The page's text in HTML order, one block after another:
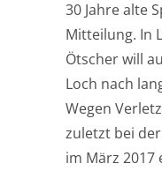
30 Jahre alte
Mitteilung. In
Ötscher will
Loch nach
Wegen
zuletzt bei
im März 2017